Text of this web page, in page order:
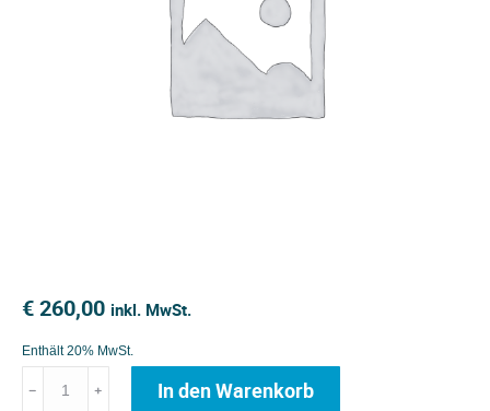
€260,00 inkl. MwSt.
Enthält 20% MwSt.
﹣ ﹢ In den Warenkorb